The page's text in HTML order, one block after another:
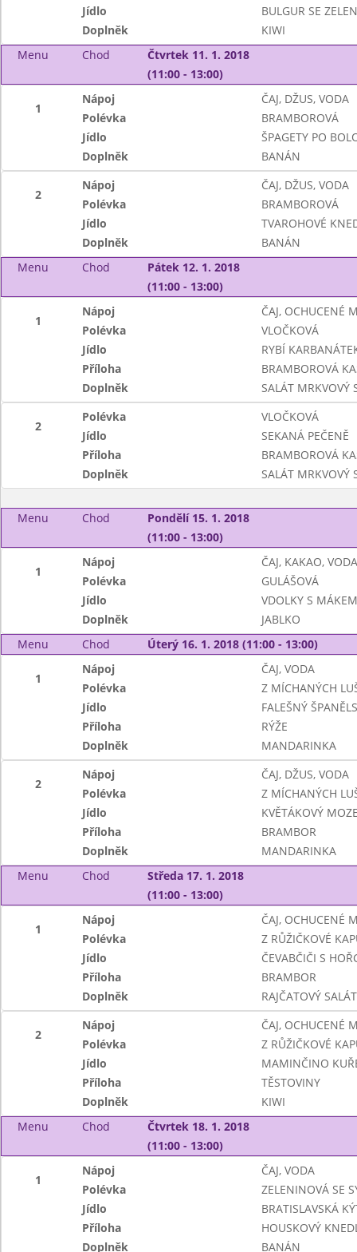
Jídlo
BULGUR SE
Doplněk
KIWI
Menu
Chod
Čtvrtek 11. 1. 2018
(11:00 - 13:00)
1
Nápoj
ČAJ, DŽUS, VODA
Polévka
BRAMBOROVÁ
Jídlo
ŠPAGETY PO
Doplněk
BANÁN
2
Nápoj
ČAJ, DŽUS, VODA
Polévka
BRAMBOROVÁ
Jídlo
TVAROHOVÉ
Doplněk
BANÁN
Menu
Chod
Pátek 12. 1. 2018
(11:00 - 13:00)
1
Nápoj
ČAJ, OCHUCENÉ
Polévka
VLOČKOVÁ
Jídlo
RYBÍ
Příloha
BRAMBOROVÁ
Doplněk
SALÁT MRKVOVÝ
2
Polévka
VLOČKOVÁ
Jídlo
SEKANÁ PEČENĚ
Příloha
BRAMBOROVÁ
Doplněk
SALÁT MRKVOVÝ
Menu Chod
Pondělí 15. 1. 2018
(11:00 - 13:00)
1
Nápoj
ČAJ, KAKAO, VODA
Polévka
GULÁŠOVÁ
Jídlo
VDOLKY S MÁKEM
Doplněk
JABLKO
Menu
Chod Úterý 16. 1. 2018 (11:00 - 13:00)
1
Nápoj
ČAJ, VODA
Polévka
Z MÍCHANÝCH
Jídlo
FALEŠNÝ
Příloha
RÝŽE
Doplněk
MANDARINKA
2
Nápoj
ČAJ, DŽUS, VODA
Polévka
Z MÍCHANÝCH
Jídlo
KVĚTÁKOVÝ
Příloha
BRAMBOR
Doplněk
MANDARINKA
Menu
Chod
Středa 17. 1. 2018
(11:00 - 13:00)
1
Nápoj
ČAJ, OCHUCENÉ
Polévka
Z RŮŽIČKOVÉ
Jídlo
ČEVABČIČI S
Příloha
BRAMBOR
Doplněk
RAJČATOVÝ SALÁT
2
Nápoj
ČAJ, OCHUCENÉ
Polévka
Z RŮŽIČKOVÉ
Jídlo
MAMINČINO
Příloha
TĚSTOVINY
Doplněk
KIWI
Menu
Chod
Čtvrtek 18. 1. 2018
(11:00 - 13:00)
1
Nápoj
ČAJ, VODA
Polévka
ZELENINOVÁ SE
Jídlo
BRATISLAVSKÁ
Příloha
HOUSKOVÝ
Doplněk
BANÁN